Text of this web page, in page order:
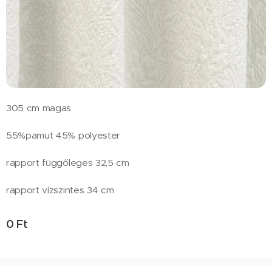
305 cm magas
55%pamut 45% polyester
rapport függőleges 32,5 cm
rapport vízszintes 34 cm
0 Ft